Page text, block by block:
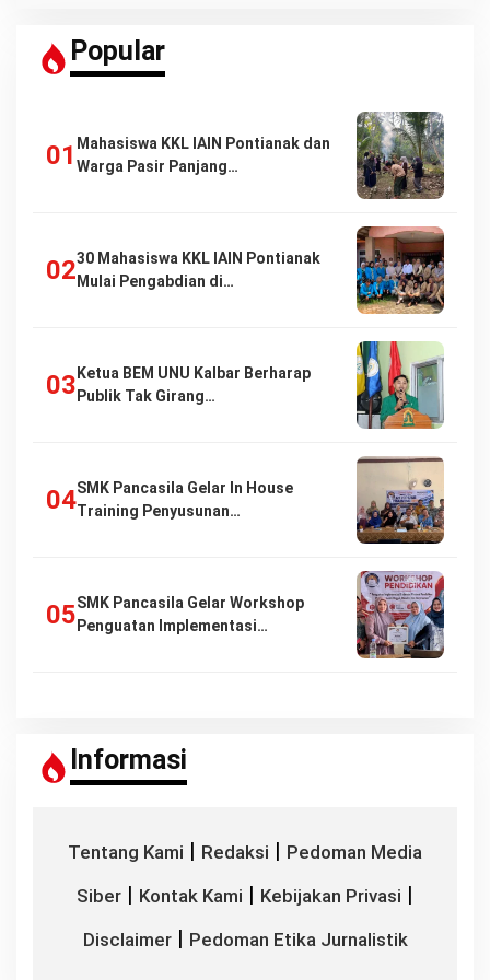
Popular
Mahasiswa KKL IAIN Pontianak dan
Warga Pasir Panjang…
30 Mahasiswa KKL IAIN Pontianak
Mulai Pengabdian di…
Ketua BEM UNU Kalbar Berharap
Publik Tak Girang…
SMK Pancasila Gelar In House
Training Penyusunan…
SMK Pancasila Gelar Workshop
Penguatan Implementasi…
Informasi
Tentang Kami | Redaksi | Pedoman Media
Siber | Kontak Kami | Kebijakan Privasi |
Disclaimer| Pedoman Etika Jurnalistik